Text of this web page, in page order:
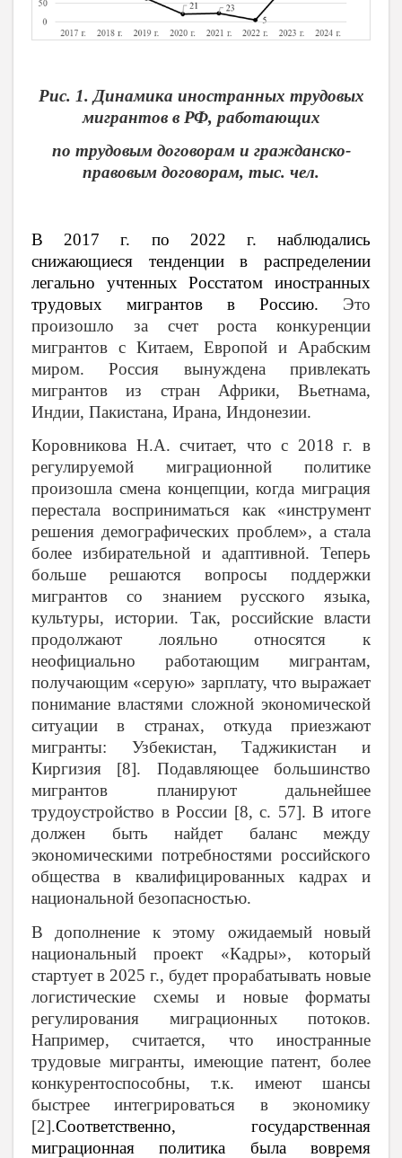
Рис. 1. Динамика иностранных трудовых
мигрантов в РФ, работающих
по трудовым договорам и гражданско-
правовым договорам, тыс. чел.
В 2017 г. по 2022 г. наблюдались
снижающиеся тенденции в распределении
легально учтенных Росстатом иностранных
трудовых мигрантов в Россию. Это
произошло за счет роста конкуренции
мигрантов с Китаем, Европой и Арабским
миром. Россия вынуждена привлекать
мигрантов из стран Африки, Вьетнама,
Индии, Пакистана, Ирана, Индонезии.
Коровникова Н.А. считает, что с 2018 г. в
регулируемой миграционной политике
произошла смена концепции, когда миграция
перестала восприниматься как «инструмент
решения демографических проблем», а стала
более избирательной и адаптивной. Теперь
больше решаются вопросы поддержки
мигрантов со знанием русского языка,
культуры, истории. Так, российские власти
продолжают лояльно относятся к
неофициально работающим мигрантам,
получающим «серую» зарплату, что выражает
понимание властями сложной экономической
ситуации в странах, откуда приезжают
мигранты: Узбекистан, Таджикистан и
Киргизия [8]. Подавляющее большинство
мигрантов планируют дальнейшее
трудоустройство в России [8, с. 57]. В итоге
должен быть найдет баланс между
экономическими потребностями российского
общества в квалифицированных кадрах и
национальной безопасностью.
В дополнение к этому ожидаемый новый
национальный проект «Кадры», который
стартует в 2025 г., будет прорабатывать новые
логистические схемы и новые форматы
регулирования миграционных потоков.
Например, считается, что иностранные
трудовые мигранты, имеющие патент, более
конкурентоспособны, т.к. имеют шансы
быстрее интегрироваться в экономику
[2].Соответственно, государственная
миграционная политика была вовремя